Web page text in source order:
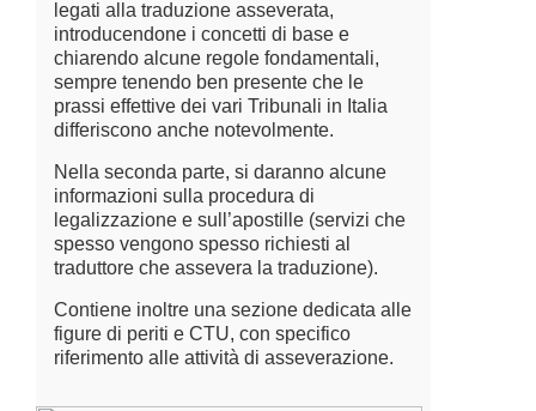
legati alla traduzione asseverata,
introducendone i concetti di base e
chiarendo alcune regole fondamentali,
sempre tenendo ben presente che le
prassi effettive dei vari Tribunali in Italia
differiscono anche notevolmente.
Nella seconda parte, si daranno alcune
informazioni sulla procedura di
legalizzazione e sull’apostille (servizi che
spesso vengono spesso richiesti al
traduttore che assevera la traduzione).
Contiene inoltre una sezione dedicata alle
figure di periti e CTU, con specifico
riferimento alle attività di asseverazione.